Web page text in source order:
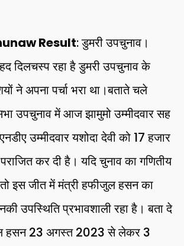
Result: डुमरी उपचुनाव।
दिलचस्प रहा है डुमरी उपचुनाव के
ने अपना पर्चा भरा था।बताते चले
उपचुनाव में आज झामुमो उम्मीदवार सह
उम्मीदवार यशोदा देवी को 17 हजार
कर दी है। यदि चुनाव का गणितीय
इस जीत में मंत्री हफीजुल हसन का
उपस्थिति प्रभावशाली रहा है। बता दे
हसन 23 अगस्त 2023 से लेकर 3